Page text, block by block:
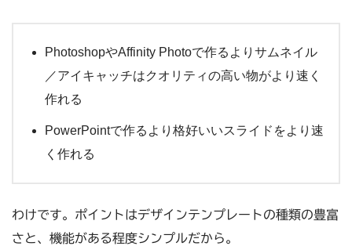
PhotoshopやAffinity Photoで作るよりサムネイル
／アイキャッチはクオリティの高い物がより速く
作れる
PowerPointで作るより格好いいスライドをより速
く作れる
わけです。ポイントはデザインテンプレートの種類の豊富
さと、機能がある程度シンプルだから。